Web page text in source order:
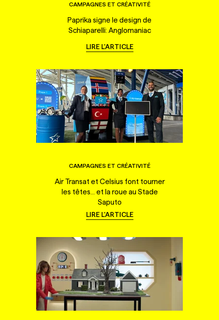
CAMPAGNES ET CRÉATIVITÉ
Paprika signe le design de
Schiaparelli: Anglomaniac
LIRE L'ARTICLE
CAMPAGNES ET CRÉATIVITÉ
Air Transat et Celsius font tourner
les têtes... et la roue au Stade
Saputo
LIRE L'ARTICLE